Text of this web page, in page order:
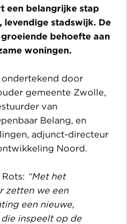
een belangrijke stap
levendige stadswijk. De
behoefte aan
woningen.
ondertekend door
gemeente Zwolle,
van
Belang, en
adjunct-directeur
Noord.
“Met het
zetten we een
een nieuwe,
inspeelt op de